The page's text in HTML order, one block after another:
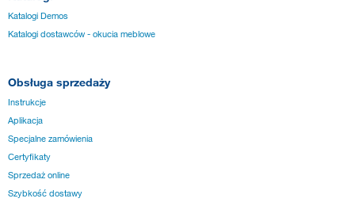
Katalogi Demos
Katalogi dostawców - okucia meblowe
Obsługa sprzedaży
Instrukcje
Aplikacja
Specjalne zamówienia
Certyfikaty
Sprzedaż online
Szybkość dostawy